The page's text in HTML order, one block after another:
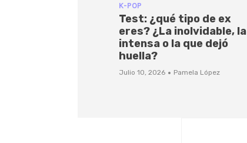
K-POP
Test: ¿qué tipo de ex
eres? ¿La inolvidable, la
intensa o la que dejó
huella?
Julio 10, 2026 · Pamela López